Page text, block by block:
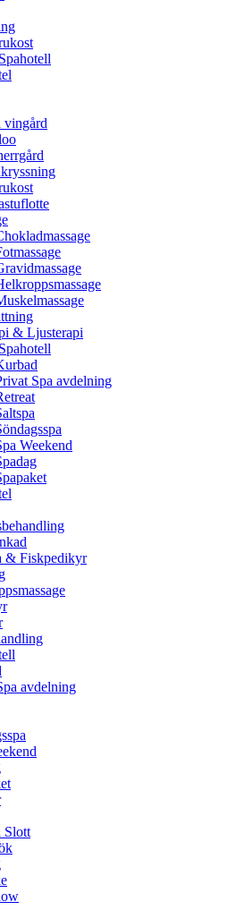
vingård
& Ljusterapi
Spa avdelning
Weekend
& Fiskpedikyr
avdelning
Slott